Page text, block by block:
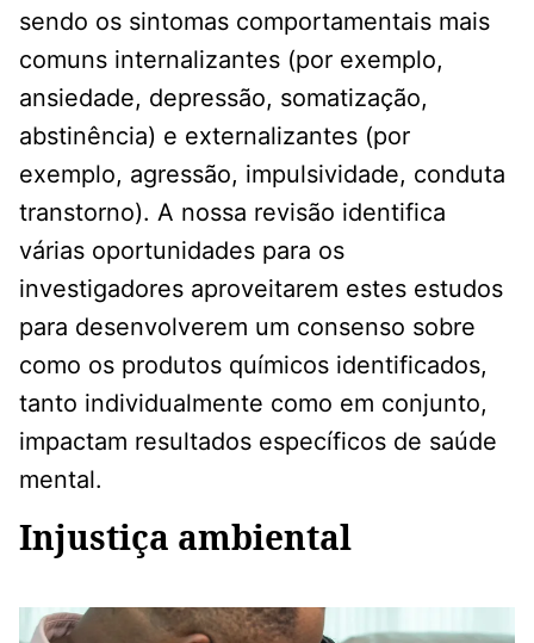
sendo os sintomas comportamentais mais
comuns internalizantes (por exemplo,
ansiedade, depressão, somatização,
abstinência) e externalizantes (por
exemplo, agressão, impulsividade, conduta
transtorno). A nossa revisão identifica
várias oportunidades para os
investigadores aproveitarem estes estudos
para desenvolverem um consenso sobre
como os produtos químicos identificados,
tanto individualmente como em conjunto,
impactam resultados específicos de saúde
mental.
Injustiça ambiental